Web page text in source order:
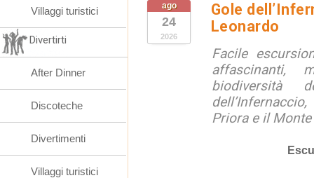
ago
24
2026
Gole
Leonardo
Facile
affascinanti,
biodiversità
Priora e il
Villaggi turistici
Divertirti
After Dinner
Discoteche
Divertimenti
Villaggi turistici